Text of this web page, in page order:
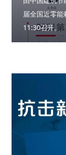
届全国近零
11:30召开。